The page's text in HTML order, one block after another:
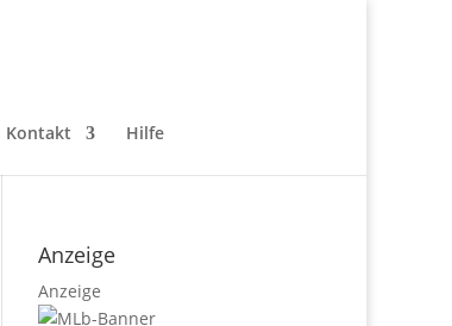
Kontakt Hilfe
Anzeige
Anzeige